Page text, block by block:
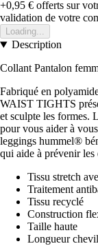
+0,95 € offerts sur
validation de votre
Loading...
Description
Collant Pantalon
Fabriqué en
WAIST TIGHTS
et sculpte les formes.
pour vous aider à
leggings hummel®
qui aide à prévenir les
Tissu stretch
Traitement
Tissu recyclé
Construction
Taille haute
Longueur